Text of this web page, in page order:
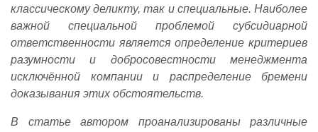
классическому деликту, так и специальные. Наиболее
важной специальной проблемой субсидиарной
ответственности является определение критериев
разумности и добросовестности менеджмента
исключённой компании и распределение бремени
доказывания этих обстоятельств.
В статье автором проанализированы различные